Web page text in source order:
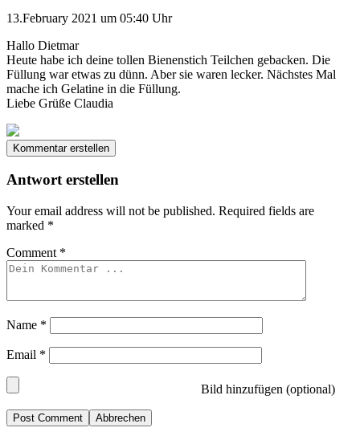
13.February 2021 um 05:40 Uhr
Hallo Dietmar
Heute habe ich deine tollen Bienenstich Teilchen gebacken. Die
Füllung war etwas zu dünn. Aber sie waren lecker. Nächstes Mal
mache ich Gelatine in die Füllung.
Liebe Grüße Claudia
Kommentar erstellen
Antwort erstellen
Your email address will not be published. Required fields are
marked *
Comment *
Name *
Email *
Bild hinzufügen (optional)
Abbrechen